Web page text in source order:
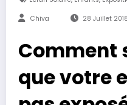
Chiva 28 Juillet 2018
Comment
que votre